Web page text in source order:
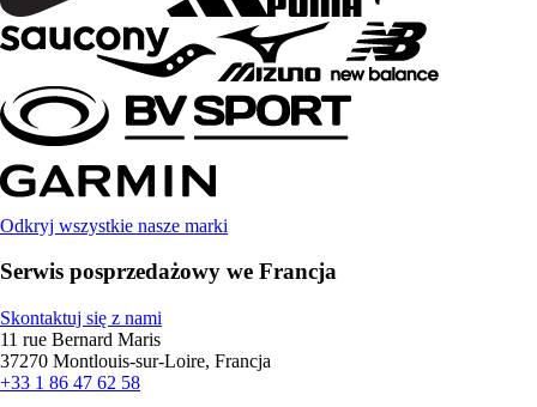
Odkryj wszystkie nasze marki
Serwis posprzedażowy we Francja
Skontaktuj się z nami
11 rue Bernard Maris
37270 Montlouis-sur-Loire, Francja
+33 1 86 47 62 58